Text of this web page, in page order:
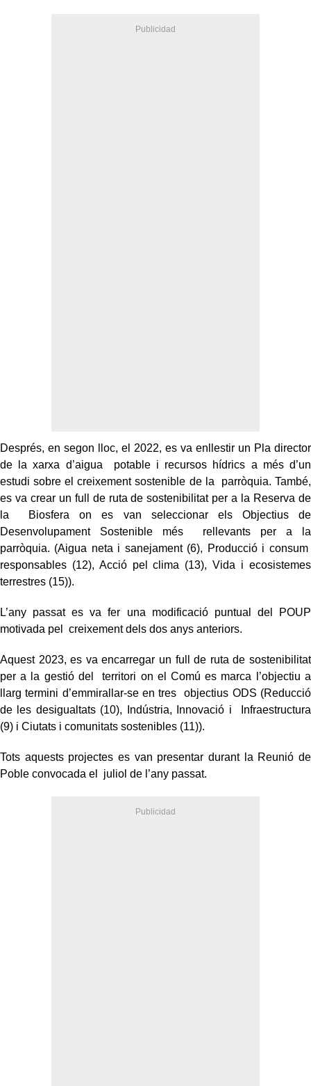
Després, en segon lloc, el 2022, es va enllestir un Pla director
de la xarxa d’aigua potable i recursos hídrics a més d’un
estudi sobre el creixement sostenible de la parròquia. També,
es va crear un full de ruta de sostenibilitat per a la Reserva de
la Biosfera on es van seleccionar els Objectius de
Desenvolupament Sostenible més rellevants per a la
parròquia. (Aigua neta i sanejament (6), Producció i consum
responsables (12), Acció pel clima (13), Vida i ecosistemes
terrestres (15)).
L’any passat es va fer una modificació puntual del POUP
motivada pel creixement dels dos anys anteriors.
Aquest 2023, es va encarregar un full de ruta de sostenibilitat
per a la gestió del territori on el Comú es marca l’objectiu a
llarg termini d’emmirallar-se en tres objectius ODS (Reducció
de les desigualtats (10), Indústria, Innovació i Infraestructura
(9) i Ciutats i comunitats sostenibles (11)).
Tots aquests projectes es van presentar durant la Reunió de
Poble convocada el juliol de l’any passat.